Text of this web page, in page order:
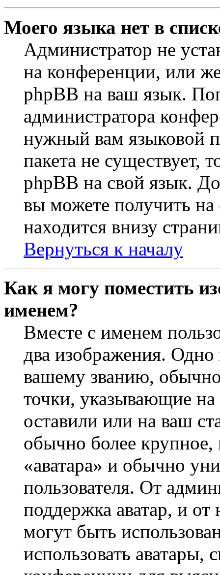
Моего языка нет в
Администратор не
на конференции, или
phpBB на ваш язык.
администратора
нужный вам языковой
пакета не существует,
phpBB на свой язык.
вы можете получить на
находится внизу
Вернуться к началу
Как я могу поместить
именем?
Вместе с именем
два изображения.
вашему званию, обычно
точки, указывающие
оставили или на ваш
обычно более крупное,
«аватара» и обычно
пользователя. От
поддержка аватар, и от
могут быть
использовать аватары,